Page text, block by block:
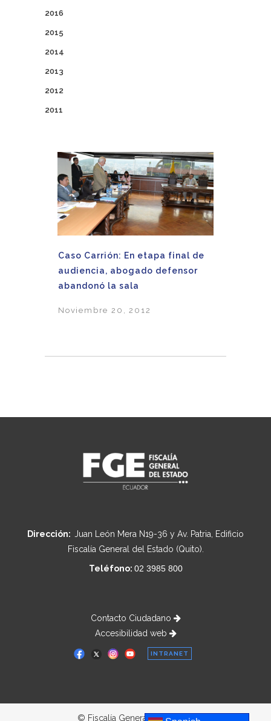
2016
2015
2014
2013
2012
2011
Caso Carrión: En etapa final de
audiencia, abogado defensor
abandonó la sala
Noviembre 20, 2012
Dirección: Juan León Mera N19-36 y Av. Patria, Edificio
Fiscalía General del Estado (Quito).
Teléfono: 02 3985 800
Contacto Ciudadano
Accesibilidad web
INTRANET
© Fiscalía General del Estado